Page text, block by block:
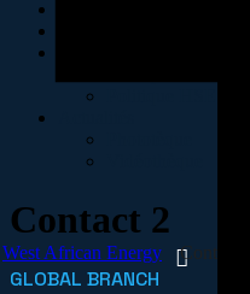
Contact 2
West African Energy Contact 2
GLOBAL BRANCH